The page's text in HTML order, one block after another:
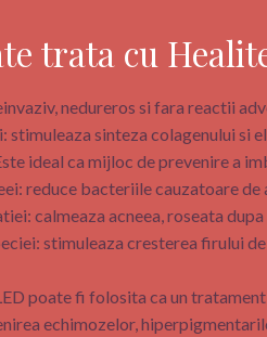
trata cu
nedureros si fara reactii
stimuleaza sinteza colagenului si
ideal ca mijloc de prevenire a
reduce bacteriile cauzatoare
calmeaza acneea, roseata
stimuleaza cresterea firului
poate fi folosita ca un
echimozelor,